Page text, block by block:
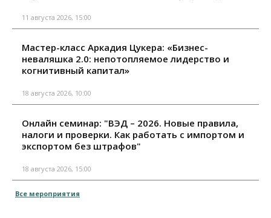
11 августа 2026, 15:00
Мастер-класс Аркадия Цукера: «Бизнес-
неваляшка 2.0: непотопляемое лидерство и
когнитивный капитал»
18 августа 2026, 10:00
Онлайн семинар: "ВЭД – 2026. Новые правила,
налоги и проверки. Как работать с импортом и
экспортом без штрафов"
18 августа 2026, 15:00
Все мероприятия